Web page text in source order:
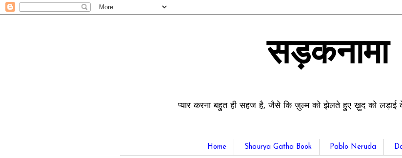
सड़कनामा
प्यार करना बहुत ही सहज है, जैसे कि ज़ुल्म को झेलते हुए ख़ुद को लड़ाई
Home Shaurya Gatha Book Pablo Neruda